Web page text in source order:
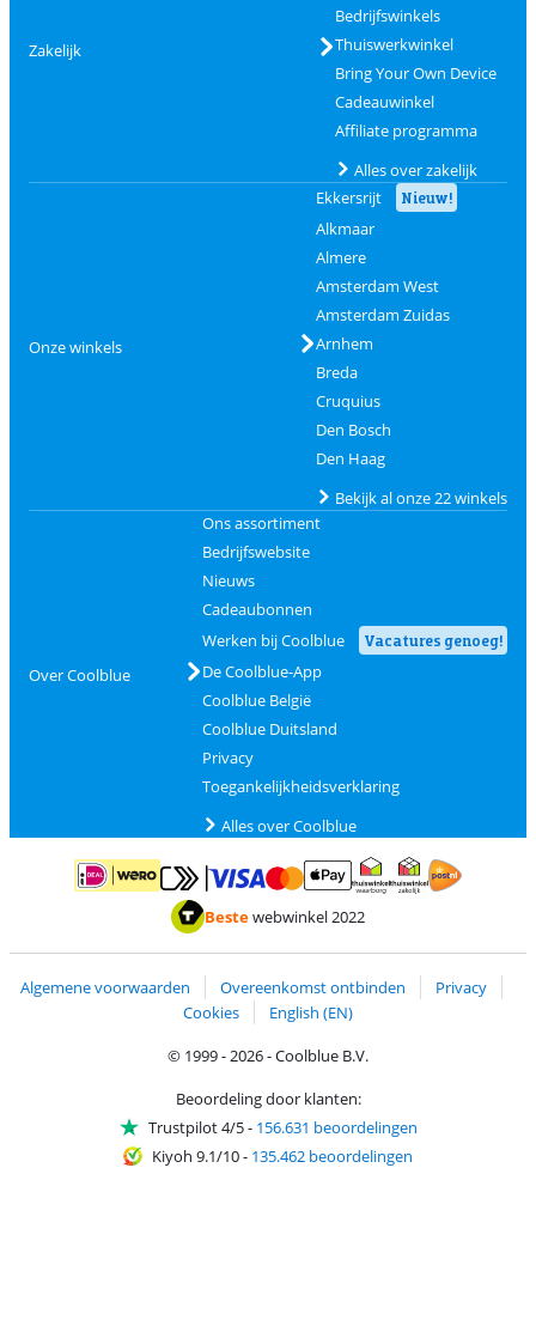
Zakelijk
Bedrijfswinkels
Thuiswerkwinkel
Bring Your Own Device
Cadeauwinkel
Affiliate programma
Alles over zakelijk
Onze winkels
Ekkersrijt Nieuw!
Alkmaar
Almere
Amsterdam West
Amsterdam Zuidas
Arnhem
Breda
Cruquius
Den Bosch
Den Haag
Bekijk al onze 22 winkels
Over Coolblue
Ons assortiment
Bedrijfswebsite
Nieuws
Cadeaubonnen
Werken bij Coolblue
Vacatures genoeg!
De Coolblue-App
Coolblue België
Coolblue Duitsland
Privacy
Toegankelijkheidsverklaring
Alles over Coolblue
Betalen met iDEAL | WeroBetalen met MasterCard en Visa via ClickToPay
Betalen met ApplePay
Thuiswinkel waarborg
Bestewebwinkel 2022
Algemene voorwaarden Overeenkomst ontbinden
Privacy
Cookies
English (EN)
© 1999 - 2026 - Coolblue B.V.
Beoordeling door klanten:
Trustpilot 4/5- 156.631 beoordelingen
Kiyoh 9.1/10- 135.462 beoordelingen